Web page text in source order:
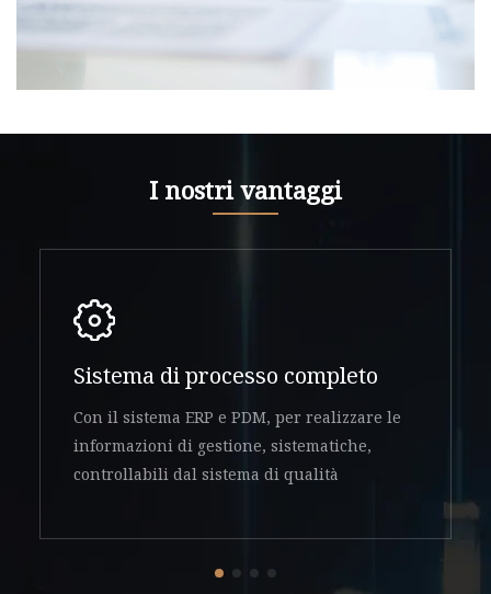
I nostri vantaggi
Sistema di processo completo
Con il sistema ERP e PDM, per realizzare le
informazioni di gestione, sistematiche,
controllabili dal sistema di qualità